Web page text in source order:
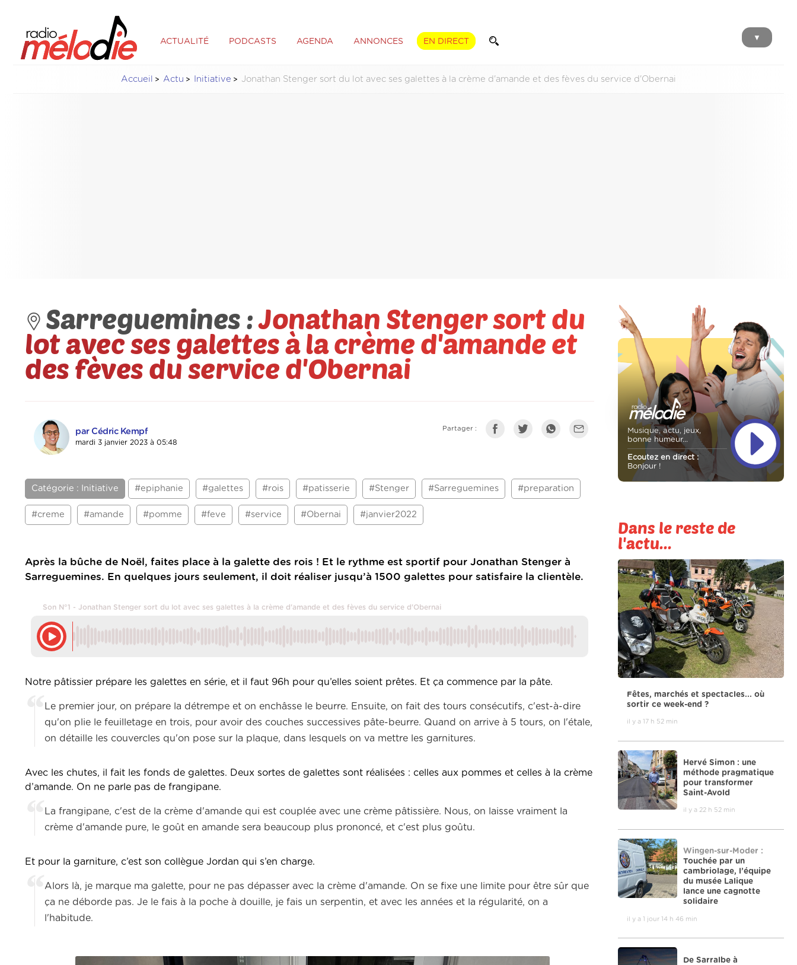
ACTUALITÉ PODCASTS AGENDA ANNONCES EN DIRECT ▼
Accueil Actu Initiative Jonathan Stenger sort du lot avec ses galettes à la crème d'amande et des fèves du service d'Obernai
Sarreguemines :Jonathan Stenger sort du
lot avec ses galettes à la crème d'amande et
des fèves du service d'Obernai
par Cédric Kempf
mardi 3 janvier 2023 à 05:48
Partager :
Catégorie : Initiative #epiphanie #galettes #rois #patisserie #Stenger #Sarreguemines #preparation
#creme #amande #pomme #feve #service #Obernai #janvier2022
Après la bûche de Noël, faites place à la galette des rois ! Et le rythme est sportif pour Jonathan Stenger à
Sarreguemines. En quelques jours seulement, il doit réaliser jusqu’à 1500 galettes pour satisfaire la clientèle.
Son N°1 - Jonathan Stenger sort du lot avec ses galettes à la crème d'amande et des fèves du service d'Obernai
Notre pâtissier prépare les galettes en série, et il faut 96h pour qu’elles soient prêtes. Et ça commence par la pâte.
Le premier jour, on prépare la détrempe et on enchâsse le beurre. Ensuite, on fait des tours consécutifs, c'est-à-dire
qu'on plie le feuilletage en trois, pour avoir des couches successives pâte-beurre. Quand on arrive à 5 tours, on l'étale,
on détaille les couvercles qu'on pose sur la plaque, dans
lesquels on va mettre les garnitures.
Avec les chutes, il fait les fonds de galettes. Deux sortes de galettes sont réalisées : celles aux pommes et celles à la crème
d’amande. On ne parle pas de frangipane.
La frangipane, c'est de la crème d'amande qui est couplée avec une crème pâtissière. Nous, on laisse vraiment la
crème d'amande pure, le goût en amande sera beaucoup plus prononcé, et c'est plus goûtu.
Et pour la garniture, c’est son collègue Jordan qui s’en charge.
Alors là, je marque ma galette, pour ne pas dépasser avec la crème d'amande. On se fixe une limite pour être sûr que
ça ne déborde pas. Je le fais à la poche à douille, je fais un serpentin, et avec les années et la régularité, on a
l'habitude.
Musique, actu, jeux,
bonne humeur...
Ecoutez en direct :
Bonjour !
Dans le reste de
l'actu...
Fêtes, marchés et spectacles... où
sortir ce week-end ?
il y a 17 h 52 min
Hervé Simon : une
méthode pragmatique
pour transformer
Saint-Avold
il y a 22 h 52 min
Wingen-sur-Moder :
Touchée par un
cambriolage, l’équipe
du musée Lalique
lance une cagnotte
solidaire
il y a 1 jour 14 h 46 min
De Sarralbe à